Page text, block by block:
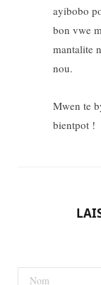
ayibobo
bon vwe
mantalite
nou.
Mwen te
bientpot !